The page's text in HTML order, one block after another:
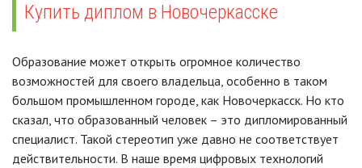
Купить диплом в Новочеркасске
Образование может открыть огромное количество
возможностей для своего владельца, особенно в таком
большом промышленном городе, как Новочеркасск. Но кто
сказал, что образованный человек – это дипломированный
специалист. Такой стереотип уже давно не соответствует
действительности. В наше время цифровых технологий